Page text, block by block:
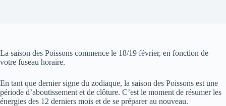
La saison des Poissons commence le 18/19 février, en fonction de
votre fuseau horaire.
En tant que dernier signe du zodiaque, la saison des Poissons est une
période d’aboutissement et de clôture. C’est le moment de résumer les
énergies des 12 derniers mois et de se préparer au nouveau.